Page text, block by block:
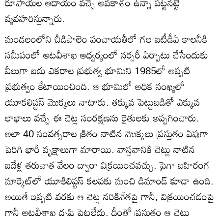
వ్యవహరిస్తున్నారు.
మండలంలోని చీడిపాలెం పంచాయతీలో గల ఐటీడీఏ కాలనీకి
సమీపంలో అటవీశాఖ ఆధ్వర్యంలో నర్సరీ ఏర్పాటు చేసేందుకు
వీలుగా ఐదు ఎకరాల ప్రభుత్వ భూమిని 1985లో అప్పటి
ప్రభుత్వం కేటాయించింది. ఆ భూమిలో అధిక సంఖ్యలో
యూకలిప్టస్‌ మొక్కలు నాటారు. తక్కువ పెట్టుబడితో ఎక్కువ
లాభాలు వచ్చే ఈ చెట్ల సంరక్షణను రైతులకు అప్పగించారు.
అలా 40 సంవత్సరాల క్రితం నాటిన మొక్కలు ప్రస్తుతం ఏపుగా
పెరిగి భారీ వృక్షాలుగా మారాయి. వాస్తవానికి చెట్లు నాటిన
ఐదేళ్ల తరువాత వేలం ద్వారా విక్రయించవచ్చు. పైగా బహిరంగ
మార్కెట్‌లో యూకిలిప్టస్‌ కలపకు మంచి డిమాండ్‌ కూడా ఉంది.
అయితే ఇప్పటి వరకు ఆ చెట్ల నరికివేతపై గానీ, విక్రయించడంపై